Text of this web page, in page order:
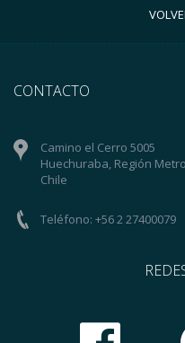
CONTACTO
Camino el Cerro 5005
Huechuraba, Región
Chile
Teléfono: +56 2 27400079